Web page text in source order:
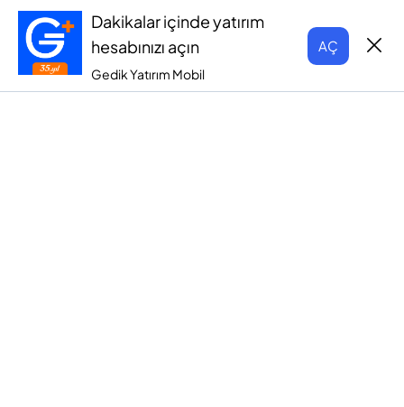
Dakikalar içinde yatırım
hesabınızı açın
Gedik Yatırım Mobil
AÇ